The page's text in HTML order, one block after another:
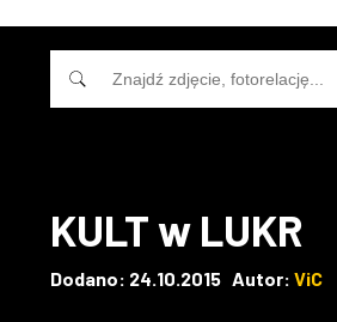
KULT w LUKR
Dodano: 24.10.2015 Autor: ViC